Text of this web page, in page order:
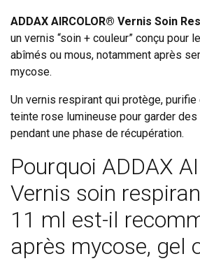
ADDAX AIRCOLOR® Vernis Soin
un vernis “soin + couleur” conçu pour
abîmés ou mous, notamment après
mycose.
Un vernis respirant qui protège,
teinte rose lumineuse pour garder
pendant une phase de récupération.
Pourquoi ADDAX
Vernis soin
11 ml est-il
après mycose, gel